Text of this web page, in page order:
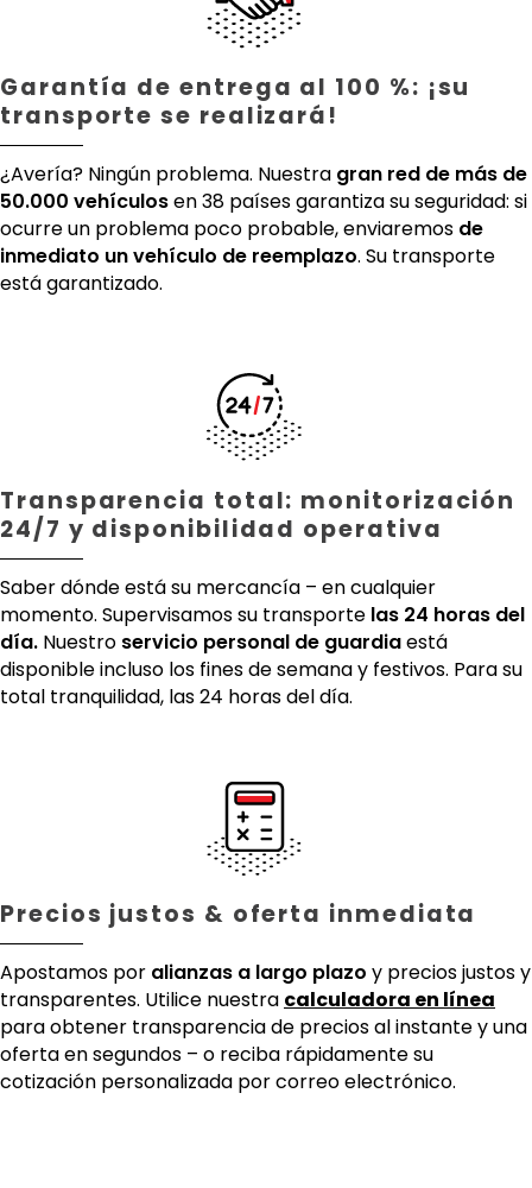
Garantía de entrega al 100 %: ¡su
transporte se realizará!
¿Avería? Ningún problema. Nuestra gran red de más de
50.000 vehículosen 38 países garantiza su seguridad: si
ocurre un problema poco probable, enviaremos de
inmediato un vehículo de reemplazo. Su transporte
está garantizado.
Transparencia total: monitorización
24/7 y disponibilidad operativa
Saber dónde está su mercancía – en cualquier
momento. Supervisamos su transporte las 24 horas del
día. Nuestro servicio personal de guardiaestá
disponible incluso los fines de semana y festivos. Para su
total tranquilidad, las 24 horas del día.
Precios justos & oferta inmediata
Apostamos por alianzas a largo plazo y precios justos y
transparentes. Utilice nuestra calculadora en línea
para obtener transparencia de precios al instante y una
oferta en segundos – o reciba rápidamente su
cotización personalizada por correo electrónico.